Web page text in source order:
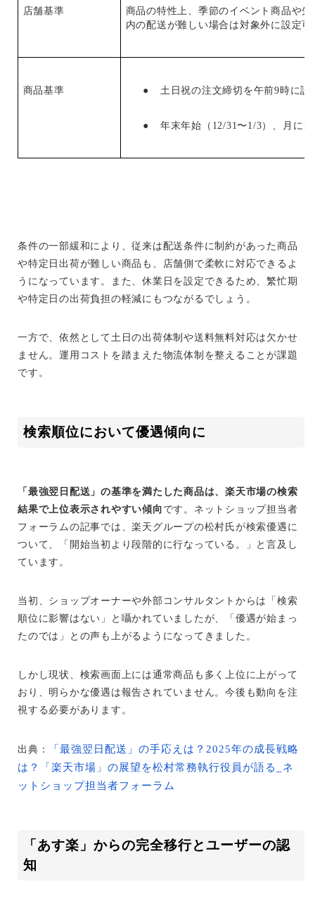
店舗基準
商品の特性上、季節のイベント商品や
内の配送が難しい場合は対象外に設定可
商品基準 ● 土日祝の注文締切を午前9時に設
● 年末年始（12/31〜1/3）、月に1
条件の一部緩和により、従来は配送条件に制約があった商品
や特定日出荷が難しい商品も、店舗側で柔軟に対応できるよ
うになっています。また、休業日を設定できるため、繁忙期
や特定日の出荷負担の軽減にもつながるでしょう。
一方で、依然として土日の出荷体制や送料無料対応は欠かせ
ません。運用コストを踏まえた物流体制を整えることが課題
です。
検索順位において優遇傾向に
「最強翌日配送」の基準を満たした商品は、楽天市場の検索
結果で上位表示されやすい傾向 です。ネットショップ担当者
フォーラムの記事では、楽天グループの松村氏が検索優遇に
ついて、「開始当初より段階的に行なっている。」と言及し
ています。
当初、ショップオーナーや外部コンサルタントからは「検索
順位に影響はない」と囁かれていましたが、「優遇が始まっ
たのでは」との声も上がるようになってきました。
しかし現状、検索画面上には通常商品も多く上位に上がって
おり、明らかな優遇は報告されていません。今後も動向を注
視する必要があります。
出典：
「最強翌日配送」の手応えは？2025年の成長戦略
は？「楽天市場」の展望を松村常務執行役員が語る_ネ
ットショップ担当者フォーラム
「あす楽」からの完全移行とユーザーの認
知